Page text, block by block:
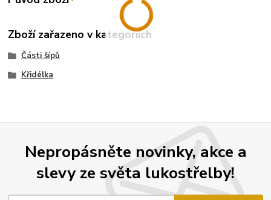
Zboží zařazeno v kategoriích
Části šípů
Křidélka
Nepropásněte novinky, akce a
slevy ze světa lukostřelby!